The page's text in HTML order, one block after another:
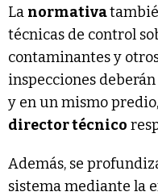
La normativa
técnicas de control
contaminantes y
inspecciones
y en un mismo
director técnico
Además, se
sistema mediante la